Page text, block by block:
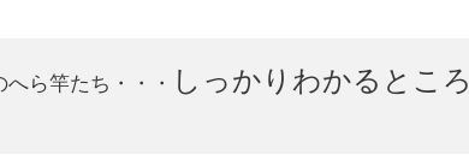
ら竿たち・・・ しっかりわかるところ